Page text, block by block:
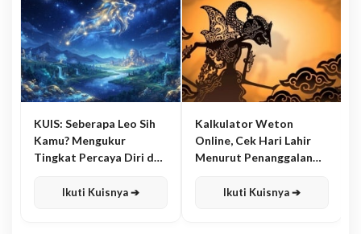
KUIS: Seberapa Leo Sih
Kamu? Mengukur
Tingkat Percaya Diri dan
Ikuti Kuisnya ➔
Kalkulator Weton
Online, Cek Hari Lahir
Menurut Penanggalan
Ikuti Kuisnya ➔